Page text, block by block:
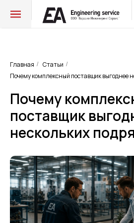
Главная / Статьи /
Почему комплексный поставщик выгоднее
Почему
поставщик
нескольких